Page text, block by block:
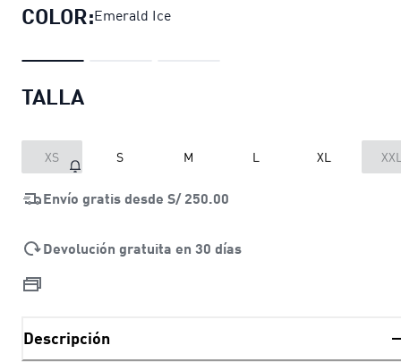
COLOR:Emerald Ice
TALLA
XS S M L XL
Envío gratis desde S/ 250.00
Devolución gratuita en 30 días
Descripción